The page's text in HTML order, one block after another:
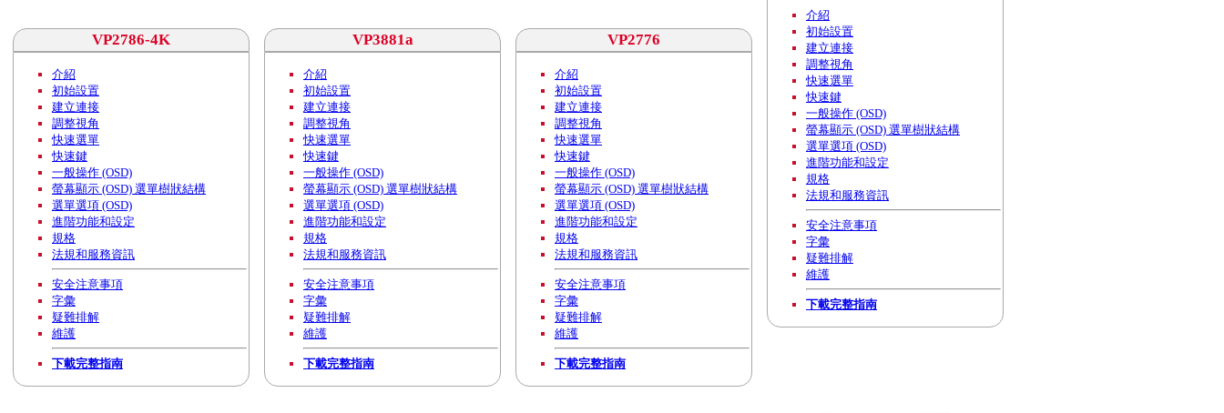
VP2786-4K
介紹
初始設置
建立連接
調整視角
快速選單
快速鍵
一般操作 (OSD)
螢幕顯示 (OSD) 選單樹狀結構
選單選項 (OSD)
進階功能和設定
規格
法規和服務資訊
安全注意事項
字彙
疑難排解
維護
下載完整指南
VP3881a
介紹
初始設置
建立連接
調整視角
快速選單
快速鍵
一般操作 (OSD)
螢幕顯示 (OSD) 選單樹狀結構
選單選項 (OSD)
進階功能和設定
規格
法規和服務資訊
安全注意事項
字彙
疑難排解
維護
下載完整指南
VP2776
介紹
初始設置
建立連接
調整視角
快速選單
快速鍵
一般操作 (OSD)
螢幕顯示 (OSD) 選單樹狀結構
選單選項 (OSD)
進階功能和設定
規格
法規和服務資訊
安全注意事項
字彙
疑難排解
維護
下載完整指南
介紹
初始設置
建立連接
調整視角
快速選單
快速鍵
一般操作 (OSD)
螢幕顯示 (OSD) 選單樹狀結構
選單選項 (OSD)
進階功能和設定
規格
法規和服務資訊
安全注意事項
字彙
疑難排解
維護
下載完整指南